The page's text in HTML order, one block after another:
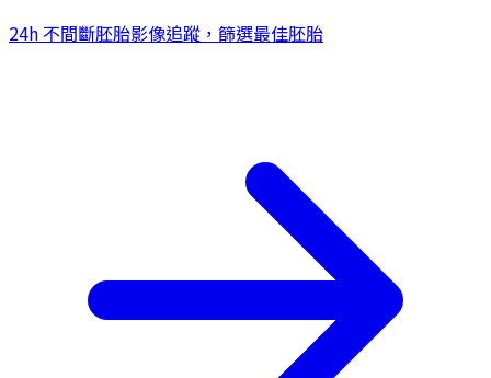
24h 不間斷胚胎影像追蹤，篩選最佳胚胎